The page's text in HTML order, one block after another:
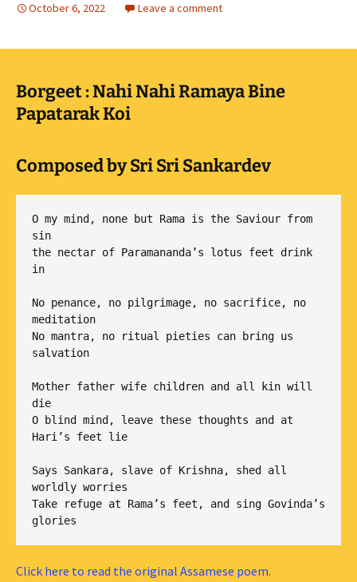
October 6, 2022 Leave a comment
Borgeet : Nahi Nahi Ramaya Bine
Papatarak Koi
Composed by Sri Sri Sankardev
O my mind, none but Rama is the Saviour from
sin
the nectar of Paramananda’s lotus feet drink
in
No penance, no pilgrimage, no sacrifice, no
meditation
No mantra, no ritual pieties can bring us
salvation
Mother father wife children and all kin will
die
O blind mind, leave these thoughts and at
Hari’s feet lie
Says Sankara, slave of Krishna, shed all
worldly worries
Take refuge at Rama’s feet, and sing Govinda’s
Click here to read the original Assamese poem.